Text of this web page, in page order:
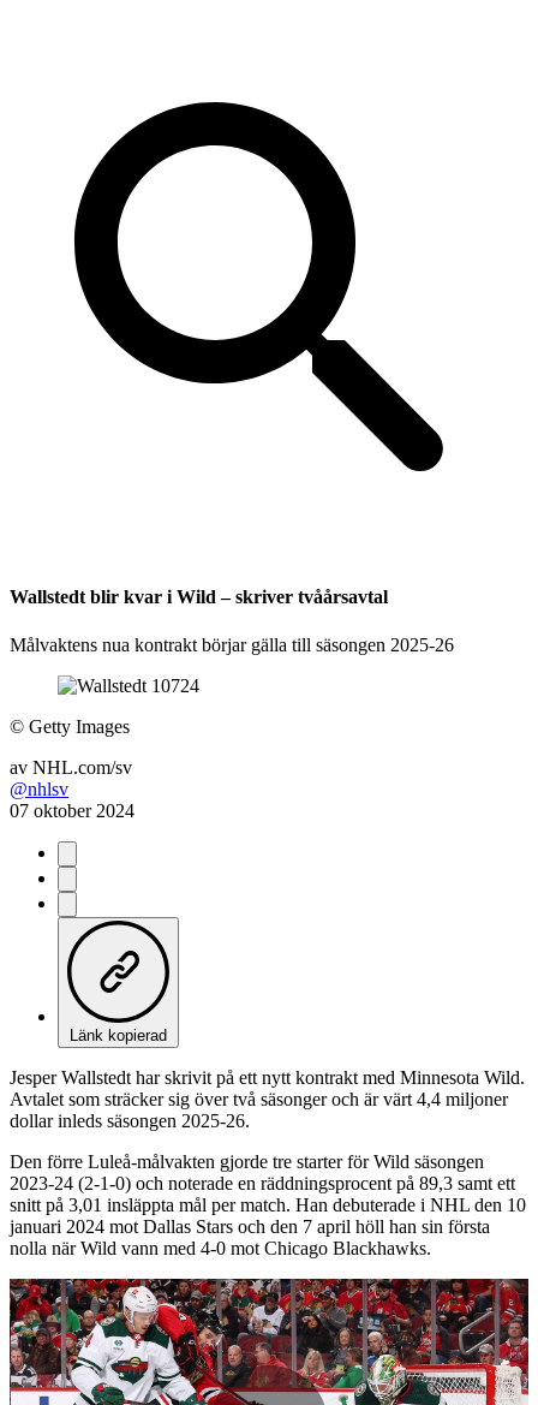
Wallstedt blir kvar i Wild – skriver tvåårsavtal
Målvaktens nua kontrakt börjar gälla till säsongen 2025-26
© Getty Images
av NHL.com/sv
@nhlsv
07 oktober 2024
Länk kopierad
Jesper Wallstedt har skrivit på ett nytt kontrakt med Minnesota Wild.
Avtalet som sträcker sig över två säsonger och är värt 4,4 miljoner
dollar inleds säsongen 2025-26.
Den förre Luleå-målvakten gjorde tre starter för Wild säsongen
2023-24 (2-1-0) och noterade en räddningsprocent på 89,3 samt ett
snitt på 3,01 insläppta mål per match. Han debuterade i NHL den 10
januari 2024 mot Dallas Stars och den 7 april höll han sin första
nolla när Wild vann med 4-0 mot Chicago Blackhawks.